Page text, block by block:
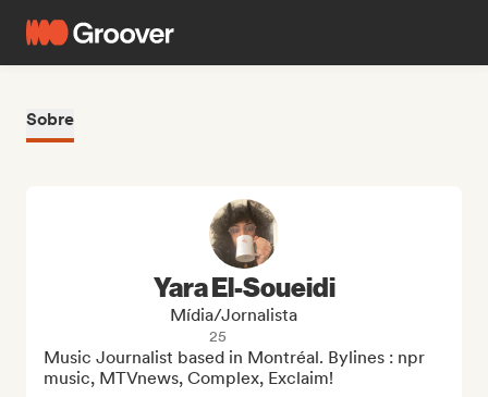
Sobre
Yara El-Soueidi
Mídia/Jornalista
25
Music Journalist based in Montréal. Bylines : npr
music, MTVnews, Complex, Exclaim!